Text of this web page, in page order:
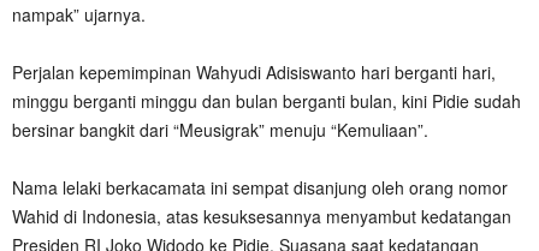
nampak” ujarnya.
Perjalan kepemimpinan Wahyudi Adisiswanto hari berganti hari,
minggu berganti minggu dan bulan berganti bulan, kini Pidie sudah
bersinar bangkit dari “Meusigrak” menuju “Kemuliaan”.
Nama lelaki berkacamata ini sempat disanjung oleh orang nomor
Wahid di Indonesia, atas kesuksesannya menyambut kedatangan
Presiden RI Joko Widodo ke Pidie. Suasana saat kedatangan